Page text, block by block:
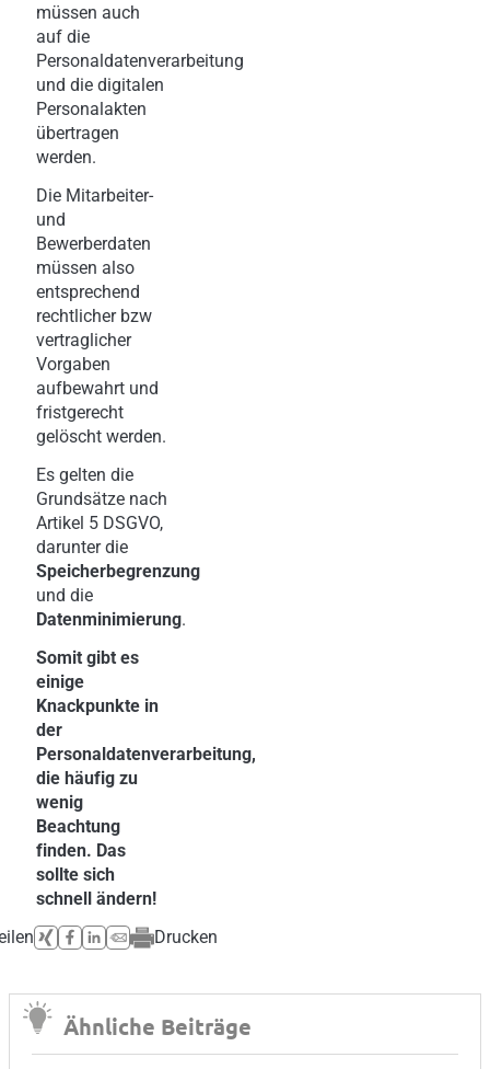
müssen auch
auf die
Personaldatenverarbeitung
und die digitalen
Personalakten
übertragen
werden.
Die Mitarbeiter-
und
Bewerberdaten
müssen also
entsprechend
rechtlicher bzw
vertraglicher
Vorgaben
aufbewahrt und
fristgerecht
gelöscht werden.
Es gelten die
Grundsätze nach
Artikel 5 DSGVO,
darunter die
Speicherbegrenzung
und die
Datenminimierung.
Somit gibt es
einige
Knackpunkte in
der
Personaldatenverarbeitung,
die häufig zu
wenig
Beachtung
finden. Das
sollte sich
schnell ändern!
Drucken
Ähnliche Beiträge